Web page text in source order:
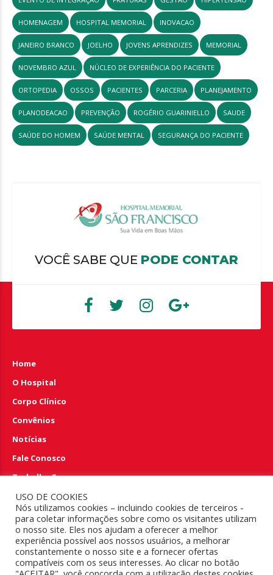
HOMENAGEM HOSPITAL MEMORIAL INOVACAO
JANEIRO BRANCO JOELHO JOVENS APRENDIZES MEMORIAL
NOVEMBRO AZUL NÚCLEO DE EXPERIÊNCIA DO PACIENTE
ORTOPEDIA OSSOS PACIENTES PARCERIA PLANEJAMENTO
PLANODEACAO PREVENÇÃO ROGÉRIO GUARINIELLO SAUDE
SAÚDE DO HOMEM SAÚDE MENTAL SEGURANÇA DO PACIENTE
VOCÊ SABE QUE PODE CONTAR
Home
O Hospital
Corpo Clínico
Convênios
Notícias
Fale Conosco
Trabalhe Conosco
Perguntas e Respostas
EMERGÊNCIA 24HS
(83) 4009.6100
USO DE COOKIES
Nós utilizamos cookies – incluindo cookies de terceiros -
para coletar informações sobre como os visitantes utilizam
o nosso site. Eles nos ajudam a oferecer a melhor
experiência possível aos nossos usuários, a melhorar
constantemente o nosso site e a fornecer ofertas
compatíveis com os seus interesses. Ao clicar no botão